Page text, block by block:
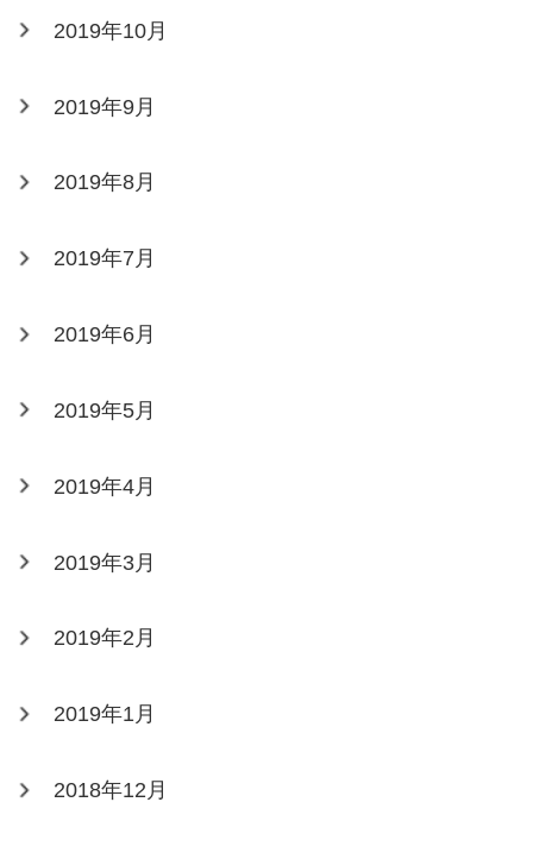
2019年10月
2019年9月
2019年8月
2019年7月
2019年6月
2019年5月
2019年4月
2019年3月
2019年2月
2019年1月
2018年12月